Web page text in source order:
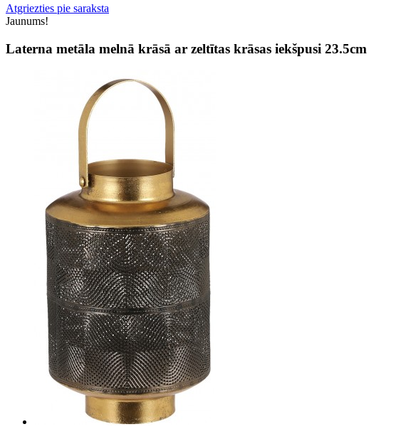
Atgriezties pie saraksta
Jaunums!
Laterna metāla melnā krāsā ar zeltītas krāsas iekšpusi 23.5cm